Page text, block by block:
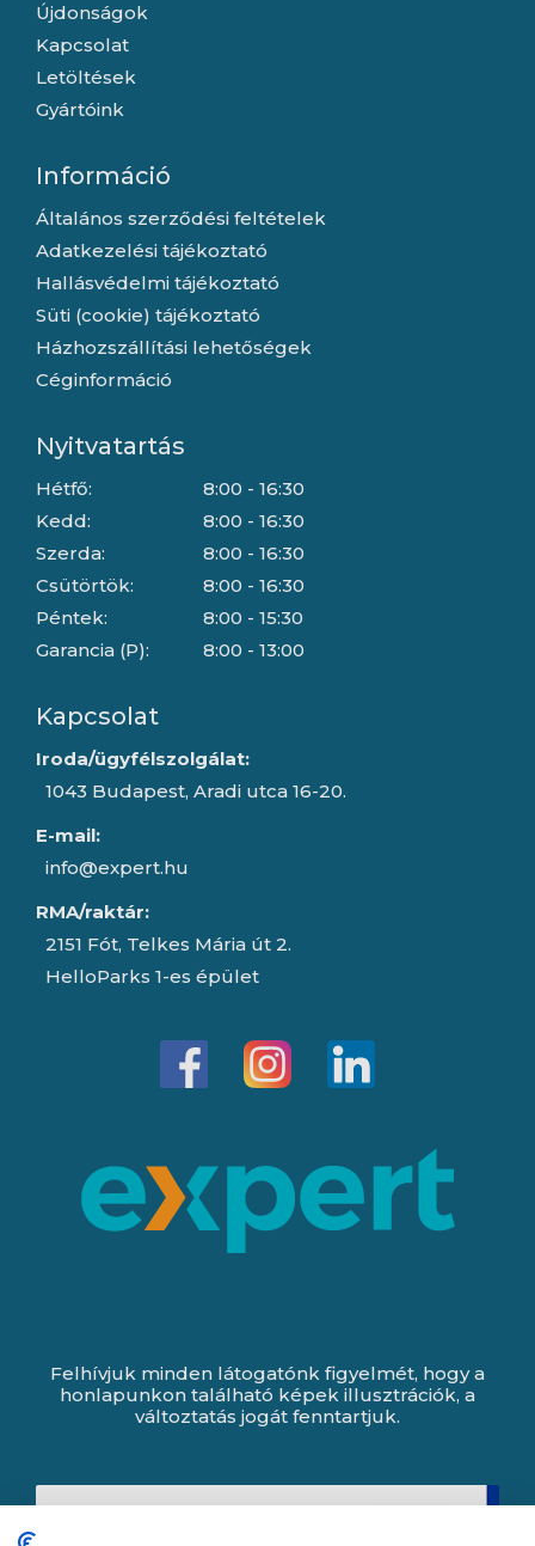
Újdonságok
Kapcsolat
Letöltések
Gyártóink
Információ
Általános szerződési feltételek
Adatkezelési tájékoztató
Hallásvédelmi tájékoztató
Süti (cookie) tájékoztató
Házhozszállítási lehetőségek
Céginformáció
Nyitvatartás
Hétfő:
Kedd:
Szerda:
Csütörtök:
Péntek:
Garancia (P):
8:00 - 16:30
8:00 - 16:30
8:00 - 16:30
8:00 - 16:30
8:00 - 15:30
8:00 - 13:00
Kapcsolat
Iroda/ügyfélszolgálat:
1043 Budapest, Aradi utca 16-20.
E-mail:
info@expert.hu
RMA/raktár:
2151 Fót, Telkes Mária út 2.
HelloParks 1-es épület
Felhívjuk minden látogatónk figyelmét, hogy a
honlapunkon található képek illusztrációk, a
változtatás jogát fenntartjuk.